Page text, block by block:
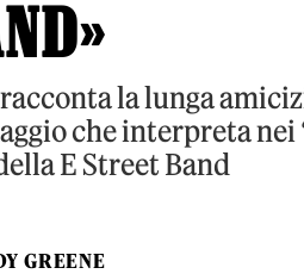
la lunga
che interpreta nei
E Street Band
GREENE